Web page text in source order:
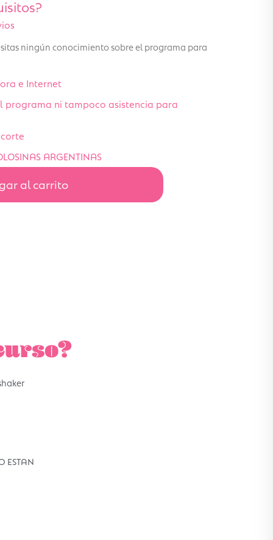
ningún conocimiento sobre el programa para
e Internet
programa ni tampoco asistencia para
ARGENTINAS
al carrito
ESTAN